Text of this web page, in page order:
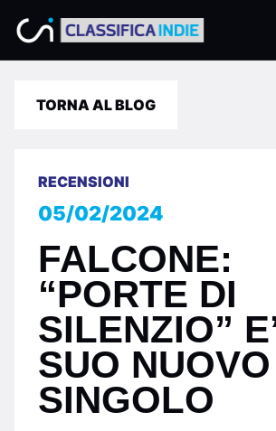
TORNA AL BLOG
RECENSIONI
05/02/2024
FALCONE:
“PORTE DI
SILENZIO”
SUO NUOVO
SINGOLO